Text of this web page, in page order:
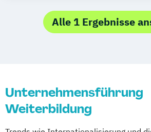
Alle 1 Ergebnisse
Unternehmensführung
Weiterbildung